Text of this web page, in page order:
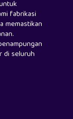
fabrikasi
memastikan
di seluruh